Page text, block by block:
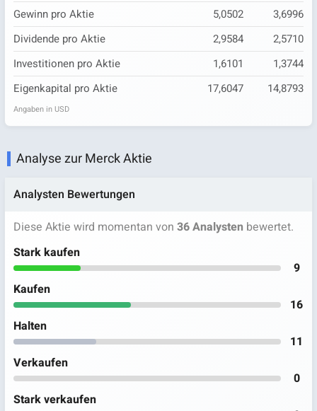
Gewinn pro Aktie
5,0502
3,6996
Dividende pro Aktie
2,9584
2,5710
Investitionen pro Aktie
1,6101
1,3744
Eigenkapital pro Aktie
17,6047 14,8793
Angaben in USD
Analyse zur Merck Aktie
Analysten Bewertungen
Diese Aktie wird momentan von 36 Analysten bewertet.
Stark kaufen
9
Kaufen
16
Halten
11
Verkaufen
0
Stark verkaufen